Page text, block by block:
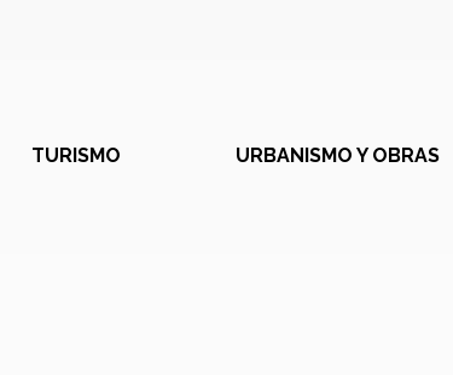
TURISMO URBANISMO Y OBRAS